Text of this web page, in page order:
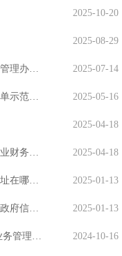
2025-10-20
2025-08-29
2025-07-14
关于《上海市国资委监管企业不动产租赁管理办法》第十条（合同变更）原因
2025-05-16
《市国资委监管企业党委前置研究事项清单示范文本》的理解和适用
2025-04-18
2025-04-18
《市国资委关于做好2024年度本市国有企业财务决算审计工作的通知》在哪里查看？
2025-01-13
上海市国资国企改革发展研究中心的新地址在哪里？
2025-01-13
上海市国有资产监督管理委员会的2023年政府信息公开年度工作报告
2024-10-16
《 市国资委监管企业私募股权投资基金业务管理办法 》（沪国资委金融〔2024〕167号）